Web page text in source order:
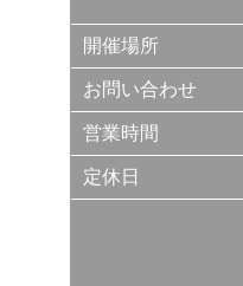
開催場所
お問い合わせ
営業時間
定休日